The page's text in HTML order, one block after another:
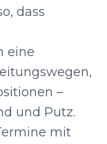
dass
eine
–
und Putz.
mit